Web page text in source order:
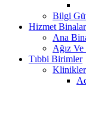
Bilgi
Hizmet
Ana
Ağız
Tıbbi Birimler